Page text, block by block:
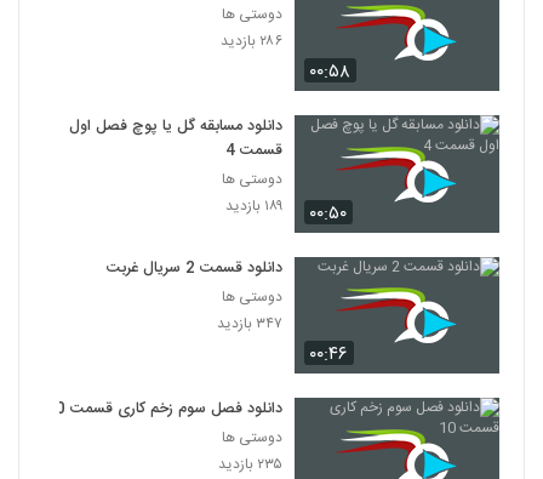
۰۰:۵۸
دوستی ها
۲۸۶ بازدید
۰۰:۵۰
دانلود مسابقه گل یا پوچ فصل اول
قسمت 4
دوستی ها
۱۸۹ بازدید
۰۰:۴۶
دانلود قسمت 2 سریال غربت
دوستی ها
۳۴۷ بازدید
دانلود فصل سوم زخم کاری قسمت 10
دوستی ها
۲۳۵ بازدید